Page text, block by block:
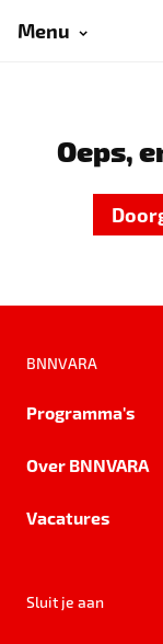
Menu
Oeps,
BNNVARA
Programma's
Over BNNVARA
Vacatures
Sluit je aan